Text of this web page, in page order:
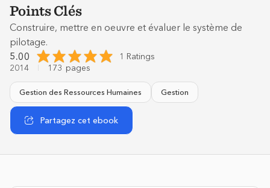
Points Clés
Construire, mettre en oeuvre et évaluer le système de
pilotage.
5.00
1 Ratings
2014
173 pages
Gestion des Ressources Humaines Gestion
Partagez cet ebook